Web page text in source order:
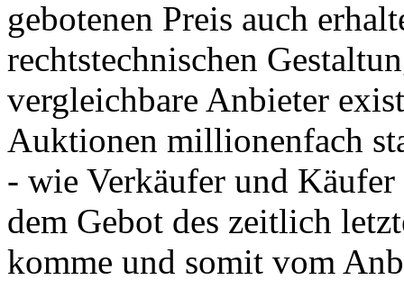
gebotenen Preis auch
rechtstechnischen
vergleichbare Anbieter
Auktionen millionenfach
- wie Verkäufer und
dem Gebot des zeitlich
komme und somit vom